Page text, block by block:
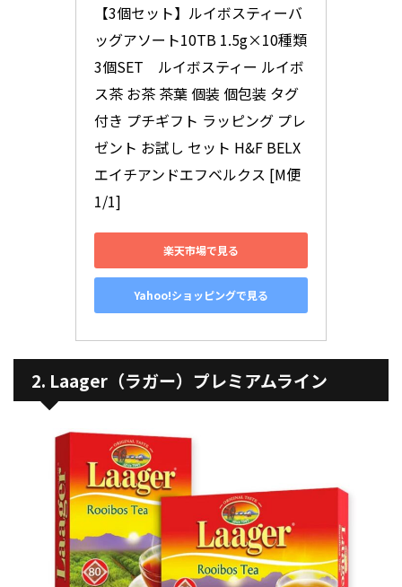
【3個セット】ルイボスティーバ
ッグアソート10TB 1.5g×10種類
3個SET　ルイボスティー ルイボ
ス茶 お茶 茶葉 個装 個包装 タグ
付き プチギフト ラッピング プレ
ゼント お試し セット H&F BELX
エイチアンドエフベルクス [M便
1/1]
楽天市場で見る
Yahoo!ショッピングで見る
2. Laager（ラガー）プレミアムライン